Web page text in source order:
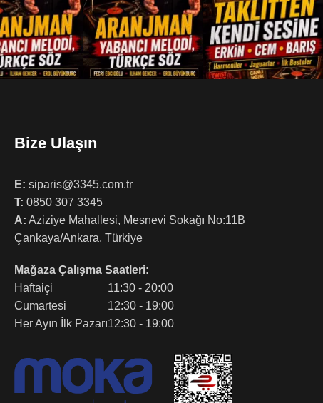
Bize Ulaşın
E: siparis@3345.com.tr
T: 0850 307 3345
A: Aziziye Mahallesi, Mesnevi Sokağı No:11B
Çankaya/Ankara, Türkiye
Mağaza Çalışma Saatleri:
Haftaiçi
Cumartesi
Her Ayın İlk Pazarı
11:30 - 20:00
12:30 - 19:00
12:30 - 19:00